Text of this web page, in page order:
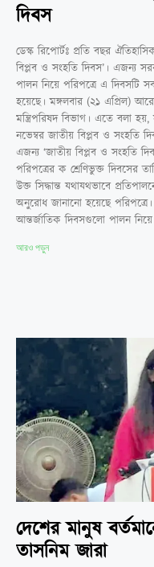
দিবস
ডেস্ক রিপোর্টঃ প্রতি বছর
বিপ্লব ও সংহতি দিবস’। এজন্য
পালন নিয়ে পরিপত্রে এ দিবসটি
হয়েছে। মঙ্গলবার (২১ এপ্রিল)
মন্ত্রিপরিষদ বিভাগ। এতে বলা
নভেম্বর জাতীয় বিপ্লব ও সংহতি
এজন্য ‘জাতীয় বিপ্লব ও সংহতি
পরিপত্রের ক শ্রেণিভুক্ত দিবসের
উক্ত সিদ্ধান্ত যথাযথভাবে
অনুরোধ জানানো হয়েছে
আন্তর্জাতিক দিবসগুলো পালন
আরও পড়ুন
দেশের মানুষ
তাসনিম জারা